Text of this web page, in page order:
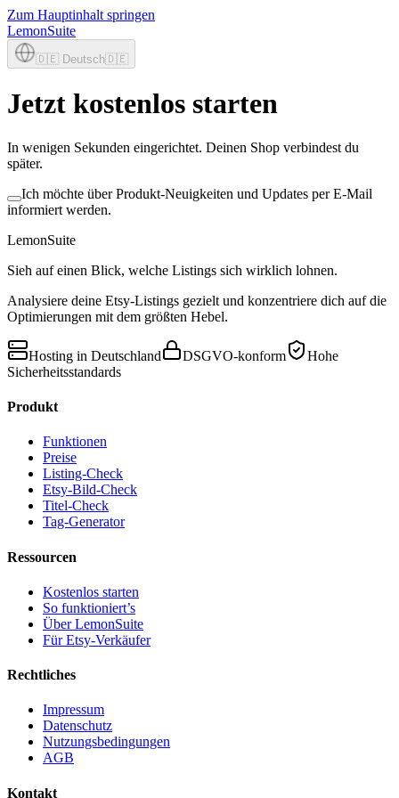
Zum Hauptinhalt springen
LemonSuite
🇩🇪 Deutsch🇩🇪
Jetzt kostenlos starten
In wenigen Sekunden eingerichtet. Deinen Shop verbindest du
später.
Ich möchte über Produkt-Neuigkeiten und Updates per E-Mail
informiert werden.
LemonSuite
Sieh auf einen Blick, welche Listings sich wirklich lohnen.
Analysiere deine Etsy-Listings gezielt und konzentriere dich auf die
Optimierungen mit dem größten Hebel.
Hosting in Deutschland DSGVO-konform
Hohe
Sicherheitsstandards
Produkt
Funktionen
Preise
Listing-Check
Etsy-Bild-Check
Titel-Check
Tag-Generator
Ressourcen
Kostenlos starten
So funktioniert’s
Über LemonSuite
Für Etsy-Verkäufer
Rechtliches
Impressum
Datenschutz
Nutzungsbedingungen
AGB
Kontakt